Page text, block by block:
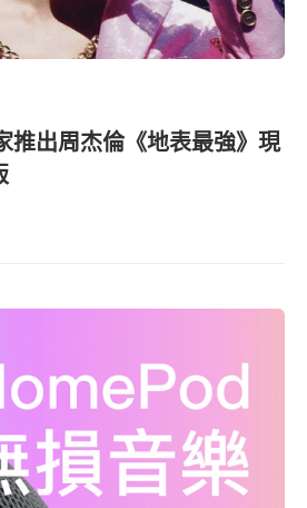
出周杰倫《地表最強》現